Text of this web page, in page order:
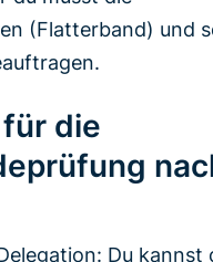
(Flatterband) und
die
Du kannst